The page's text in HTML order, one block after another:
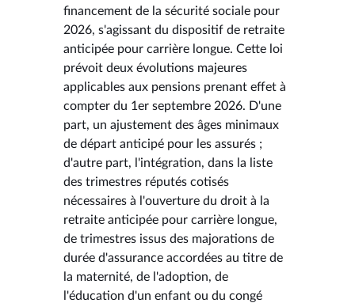
financement de la sécurité sociale pour
2026, s'agissant du dispositif de retraite
anticipée pour carrière longue. Cette loi
prévoit deux évolutions majeures
applicables aux pensions prenant effet à
compter du 1er septembre 2026. D'une
part, un ajustement des âges minimaux
de départ anticipé pour les assurés ;
d'autre part, l'intégration, dans la liste
des trimestres réputés cotisés
nécessaires à l'ouverture du droit à la
retraite anticipée pour carrière longue,
de trimestres issus des majorations de
durée d'assurance accordées au titre de
la maternité, de l'adoption, de
l'éducation d'un enfant ou du congé